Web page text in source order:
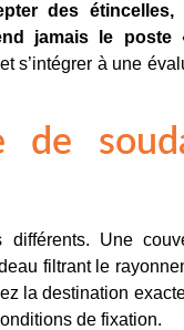
des étincelles,
jamais le poste
s’intégrer à une
de
différents. Une
filtrant le
la destination
de fixation.